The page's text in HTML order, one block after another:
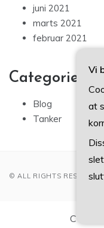
juni 2021
marts 2021
februar 2021
Categories
Blog
Tanker
© ALL RIGHTS
CVR-
Vi
at